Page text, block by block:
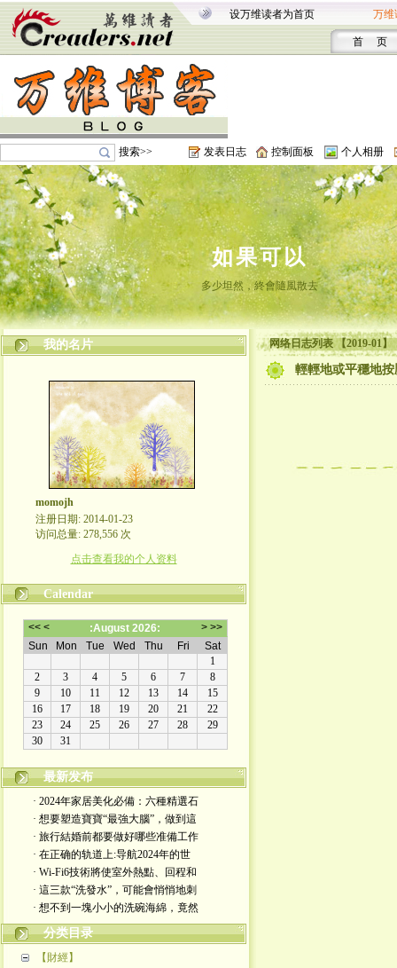
设万维读者为首页 万维
首 页
搜索>> 发表日志 控制面板 个人相册
如果可以
多少坦然，終會隨風散去
我的名片
momojh
注册日期: 2014-01-23
访问总量: 278,556 次
点击查看我的个人资料
Calendar
最新发布
· 2024年家居美化必備：六種精選石
· 想要塑造寶寶“最強大腦”，做到這
· 旅行結婚前都要做好哪些准備工作
· 在正确的轨道上:导航2024年的世
· Wi-Fi6技術將使室外熱點、回程和
· 這三款“洗發水”，可能會悄悄地刺
· 想不到一塊小小的洗碗海綿，竟然
分类目录
【財經】
网络日志列表 【2019-01】
輕輕地或平穩地